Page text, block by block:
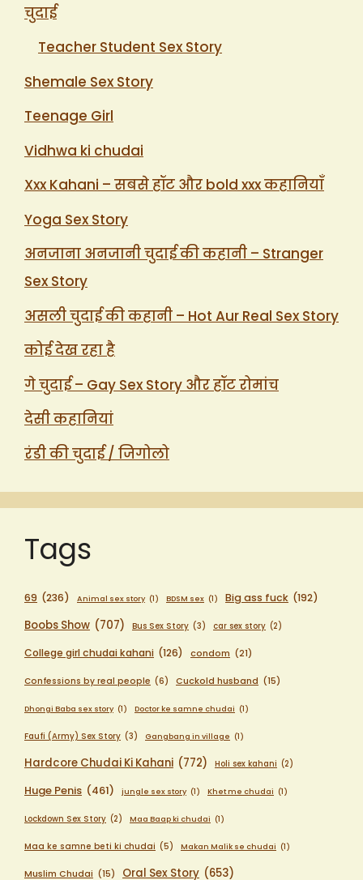
चुदाई
Teacher Student Sex Story
Shemale Sex Story
Teenage Girl
Vidhwa ki chudai
Xxx Kahani – सबसे हॉट और bold xxx कहानियाँ
Yoga Sex Story
अनजाना अनजानी चुदाई की कहानी – Stranger
Sex Story
असली चुदाई की कहानी – Hot Aur Real Sex Story
कोई देख रहा है
गे चुदाई – Gay Sex Story और हॉट रोमांच
देसी कहानियां
रंडी की चुदाई / जिगोलो
Tags
69 (236) Animal sex story (1) BDSM sex (1) Big ass fuck (192)
Boobs Show (707) Bus Sex Story (3) car sex story (2)
College girl chudai kahani (126) condom (21)
Confessions by real people (6) Cuckold husband (15)
Dhongi Baba sex story (1) Doctor ke samne chudai (1)
Faufi (Army) Sex Story (3) Gangbang in village (1)
Hardcore Chudai Ki Kahani (772) Holi sex kahani (2)
Huge Penis (461) jungle sex story (1) Khet me chudai (1)
Lockdown Sex Story (2) Maa Baap ki chudai (1)
Maa ke samne beti ki chudai (5) Makan Malik se chudai (1)
Muslim Chudai (15) Oral Sex Story (653)